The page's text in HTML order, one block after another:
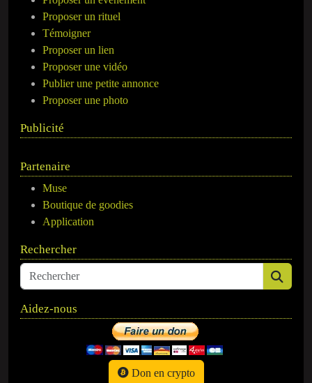
Proposer un rituel
Témoigner
Proposer un lien
Proposer une vidéo
Publier une petite annonce
Proposer une photo
Publicité
Partenaire
Muse
Boutique de goodies
Application
Rechercher
Aidez-nous
Don en crypto